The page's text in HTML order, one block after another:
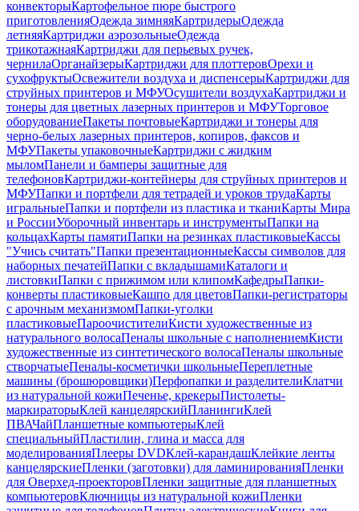
конвекторыКартофельное пюре быстрого
приготовленияОдежда зимняяКартридерыОдежда
летняяКартриджи аэрозольныеОдежда
трикотажнаяКартриджи для перьевых ручек,
чернилаОрганайзерыКартриджи для плоттеровОрехи и
сухофруктыОсвежители воздуха и диспенсерыКартриджи для
струйных принтеров и МФУОсушители воздухаКартриджи и
тонеры для цветных лазерных принтеров и МФУТорговое
оборудованиеПакеты почтовыеКартриджи и тонеры для
черно-белых лазерных принтеров, копиров, факсов и
МФУПакеты упаковочныеКартриджи с жидким
мыломПанели и бамперы защитные для
телефоновКартриджи-контейнеры для струйных принтеров и
МФУПапки и портфели для тетрадей и уроков трудаКарты
игральныеПапки и портфели из пластика и тканиКарты Мира
и РоссииУборочный инвентарь и инструментыПапки на
кольцахКарты памятиПапки на резинках пластиковыеКассы
"Учись считать"Папки презентационныеКассы символов для
наборных печатейПапки с вкладышамиКаталоги и
листовкиПапки с прижимом или клипомКафедрыПапки-
конверты пластиковыеКашпо для цветовПапки-регистраторы
с арочным механизмомПапки-уголки
пластиковыеПароочистителиКисти художественные из
натурального волосаПеналы школьные с наполнениемКисти
художественные из синтетического волосаПеналы школьные
створчатыеПеналы-косметички школьныеПереплетные
машины (брошюровщики)Перфопапки и разделителиКлатчи
из натуральной кожиПеченье, крекерыПистолеты-
маркираторыКлей канцелярскийПланингиКлей
ПВАЧайПланшетные компьютерыКлей
специальныйПластилин, глина и масса для
моделированияПлееры DVDКлей-карандашКлейкие ленты
канцелярскиеПленки (заготовки) для ламинированияПленки
для Оверхед-проекторовПленки защитные для планшетных
компьютеровКлючницы из натуральной кожиПленки